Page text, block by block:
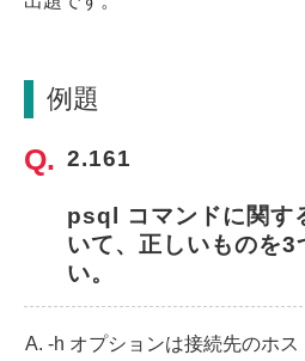
例題
2.161
psql コマンドに関す
いて、正しいものを3
い。
-h オプションは接続先のホ